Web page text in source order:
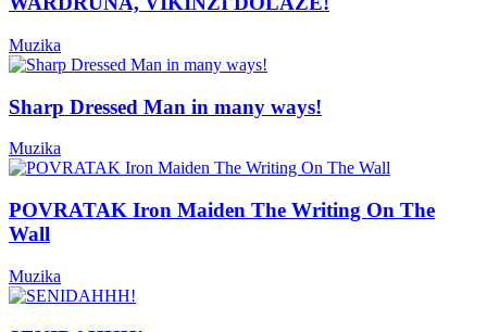
Muzika
Sharp Dressed Man in many ways!
Muzika
POVRATAK Iron Maiden The Writing On The
Wall
Muzika